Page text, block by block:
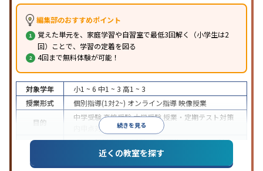
編集部のおすすめポイント
覚えた単元を、家庭学習や自習室で最低3回解く（小学生は2
回）ことで、学習の定着を図る
4回まで無料体験が可能！
続きを見る
対象学年 小1 ~ 6 中1 ~ 3 高1 ~ 3
授業形式
個別指導(1対2~) オンライン指導映像授業
目的
中学受験高校受験大学受験 授業・定期テスト対策
内申点対策
学習習慣の定着
成績保証制度あり授業の振替可能オンライン対応
1科目から受講可能季節講習のみの受講可
近くの教室を探す